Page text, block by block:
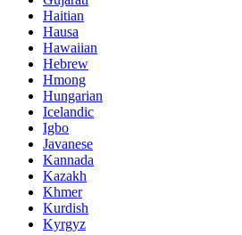
Haitian
Hausa
Hawaiian
Hebrew
Hmong
Hungarian
Icelandic
Igbo
Javanese
Kannada
Kazakh
Khmer
Kurdish
Kyrgyz